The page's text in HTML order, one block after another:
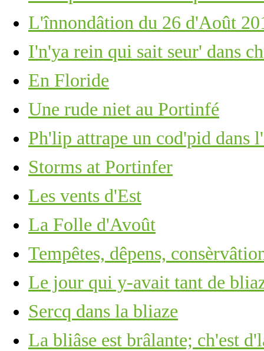
L'înnondâtion du 26 d'Août
I'n'ya rein qui sait seur' dans
En Floride
Une rude niet au Portinfé
Ph'lip attrape un cod'pid dans
Storms at Portinfer
Les vents d'Est
La Folle d'Avoût
Tempêtes, dêpens,
Le jour qui y-avait tant de
Sercq dans la bliaze
La bliâse est brâlante; ch'est